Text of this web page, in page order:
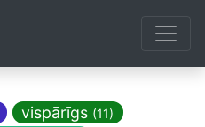
vispārīgs (11)